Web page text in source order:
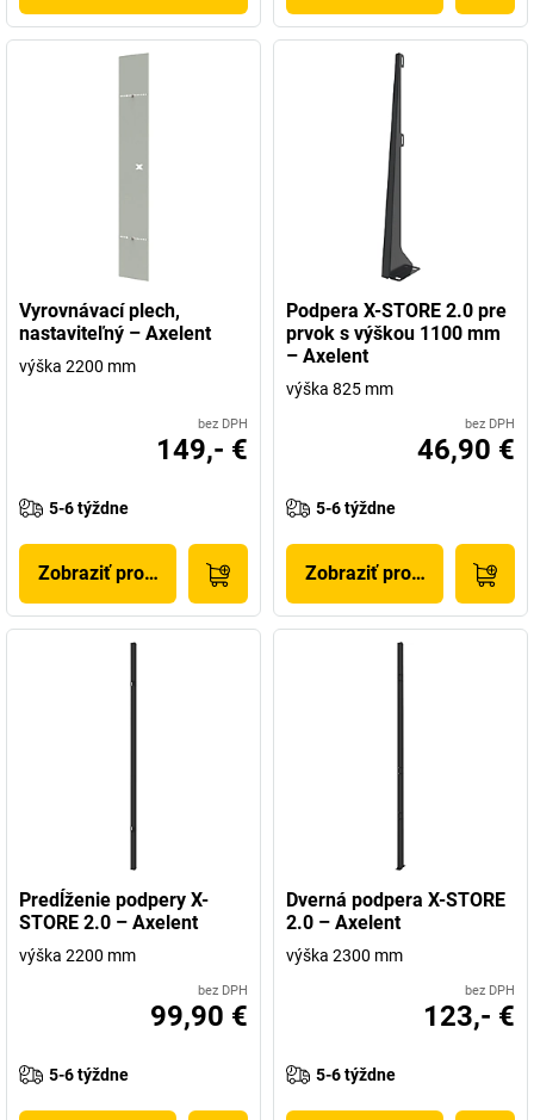
Vyrovnávací plech,
nastaviteľný – Axelent
výška 2200 mm
bez DPH
149,- €
5-6 týždne
Zobraziť produkt
Podpera X-STORE 2.0 pre
prvok s výškou 1100 mm
– Axelent
výška 825 mm
bez DPH
46,90 €
5-6 týždne
Zobraziť produkt
Predĺženie podpery X-
STORE 2.0 – Axelent
výška 2200 mm
bez DPH
99,90 €
5-6 týždne
Dverná podpera X-STORE
2.0 – Axelent
výška 2300 mm
bez DPH
123,- €
5-6 týždne